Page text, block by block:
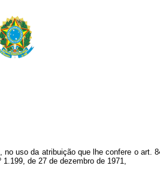
, no uso da atribuição que lhe confere o art.
de 27 de dezembro de 1971,